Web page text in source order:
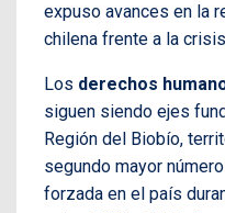
expuso avances en la
chilena frente a la
Los derechos
siguen siendo ejes
Región del Biobío,
segundo mayor
forzada en el país